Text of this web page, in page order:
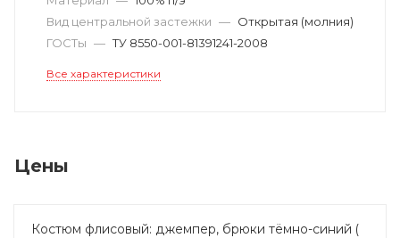
Вид центральной застежки — Открытая (молния)
ГОСТы — ТУ 8550-001-81391241-2008
Все характеристики
Цены
Костюм флисовый: джемпер, брюки тёмно-синий (